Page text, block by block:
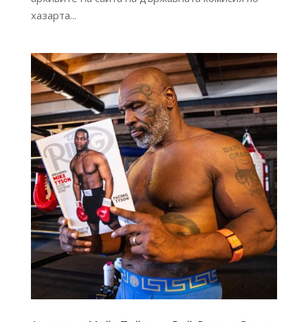
хазарта...